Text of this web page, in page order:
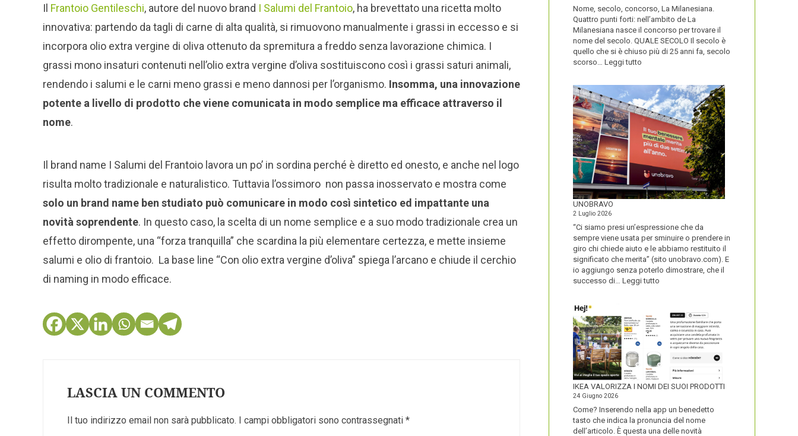
Il Frantoio Gentileschi, autore del nuovo brand I Salumi del Frantoio, ha brevettato una ricetta molto
innovativa: partendo da tagli di carne di alta qualità, si rimuovono manualmente i grassi in eccesso e si
incorpora olio extra vergine di oliva ottenuto da spremitura a freddo senza lavorazione chimica. I
grassi mono insaturi contenuti nell’olio extra vergine d’oliva sostituiscono così i grassi saturi animali,
rendendo i salumi e le carni meno grassi e meno dannosi per l’organismo. Insomma, una innovazione
potente a livello di prodotto che viene comunicata in modo semplice ma efficace attraverso il
nome.
Il brand name I Salumi del Frantoio lavora un po’ in sordina perché è diretto ed onesto, e anche nel logo
risulta molto tradizionale e naturalistico. Tuttavia l’ossimoro non passa inosservato e mostra come
solo un brand name ben studiato può comunicare in modo così sintetico ed impattante una
novità soprendente. In questo caso, la scelta di un nome semplice e a suo modo tradizionale crea un
effetto dirompente, una “forza tranquilla” che scardina la più elementare certezza, e mette insieme
salumi e olio di frantoio. La base line “Con olio extra vergine d’oliva” spiega l’arcano e chiude il cerchio
di naming in modo efficace.
LASCIA UN COMMENTO
Il tuo indirizzo email non sarà pubblicato. I campi obbligatori sono contrassegnati *
Nome, secolo, concorso, La Milanesiana.
Quattro punti forti: nell’ambito de La
Milanesiana nasce il concorso per trovare il
nome del secolo. QUALE SECOLO Il secolo è
quello che si è chiuso più di 25 anni fa, secolo
scorso… Leggi tutto
NOME
DEL
SECOLO
UNOBRAVO
2 Luglio 2026
“Ci siamo presi un’espressione che da
sempre viene usata per sminuire o prendere in
giro chi chiede aiuto e le abbiamo restituito il
significato che merita” (sito unobravo.com). E
io aggiungo senza poterlo dimostrare, che il
successo di… Leggi tutto
IKEA VALORIZZA I NOMI DEI SUOI PRODOTTI
24 Giugno 2026
Come? Inserendo nella app un benedetto
tasto che indica la pronuncia del nome
dell’articolo. È questa una delle novità